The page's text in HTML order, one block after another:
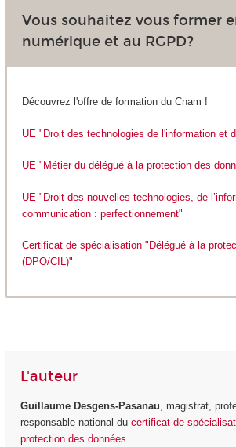
Vous souhaitez vous former
numérique et au RGPD?
Découvrez l'offre de formation du Cnam !
UE "Droit des technologies de l'information et
UE "Métier du délégué à la protection des
UE "Droit des nouvelles technologies, de
communication : perfectionnement"
Certificat de spécialisation "Délégué à la
(DPO/CIL)"
L'auteur
Guillaume Desgens-Pasanau , magistrat,
responsable national du certificat de
protection des données